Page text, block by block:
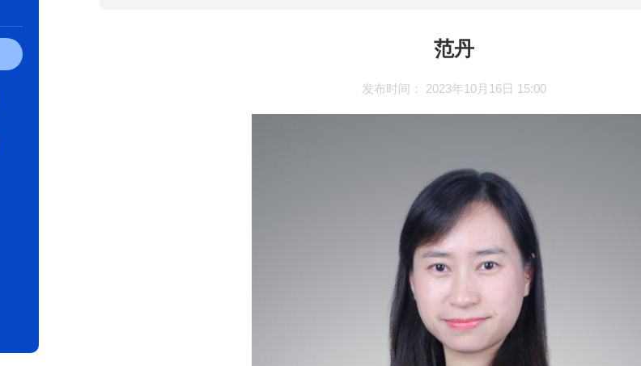
范丹
发布时间： 2023年10月16日 15:00